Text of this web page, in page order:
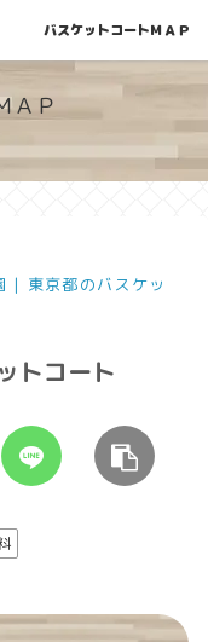
ットコート情報
ＡＰ
| 東京都のバスケッ
トコート
バスケットコートＭＡＰ